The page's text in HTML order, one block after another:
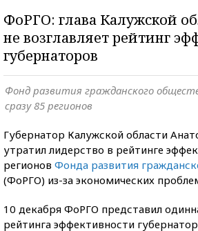
ФоРГО: глава Калужской
не возглавляет рейтинг
губернаторов
Фонд развития гражданского
сразу 85 регионов
Губернатор Калужской области
утратил лидерство в рейтинге
регионов Фонда развития
(ФоРГО) из-за экономических
10 декабря ФоРГО представил
рейтинга эффективности